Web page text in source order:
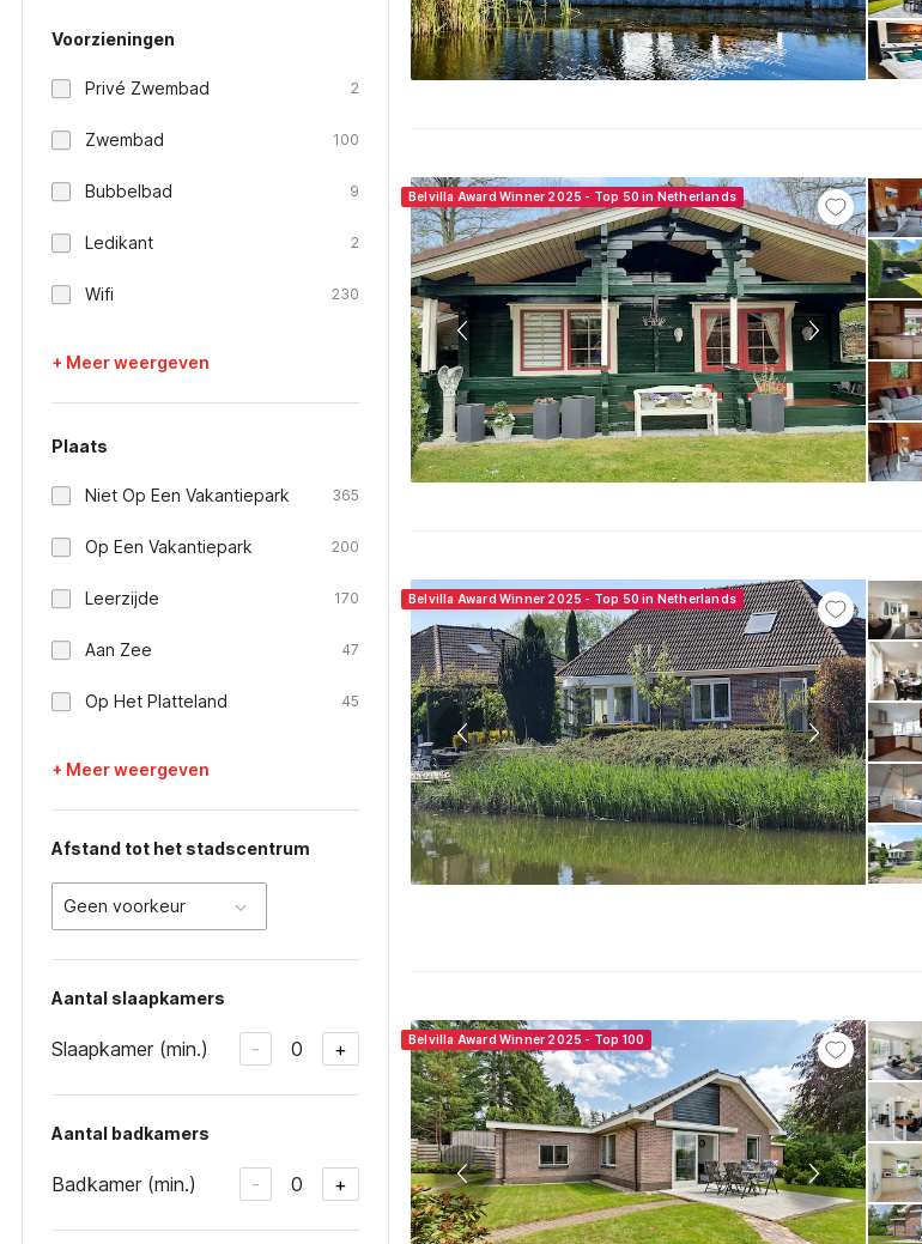
Voorzieningen
Privé Zwembad 2
Zwembad 100
Bubbelbad 9
Ledikant 2
Wifi 230
+ Meer weergeven
Plaats
Niet Op Een Vakantiepark 365
Op Een Vakantiepark 200
Leerzijde 170
Aan Zee 47
Op Het Platteland 45
+ Meer weergeven
Afstand tot het stadscentrum
Geen voorkeur
Aantal slaapkamers
Slaapkamer (min.) - 0 +
Aantal badkamers
Badkamer (min.) - 0 +
Belvilla Award Winner 2025 - Top 50 in Netherlands
Belvilla Award Winner 2025 - Top 50 in Netherlands
Belvilla Award Winner 2025 - Top 100